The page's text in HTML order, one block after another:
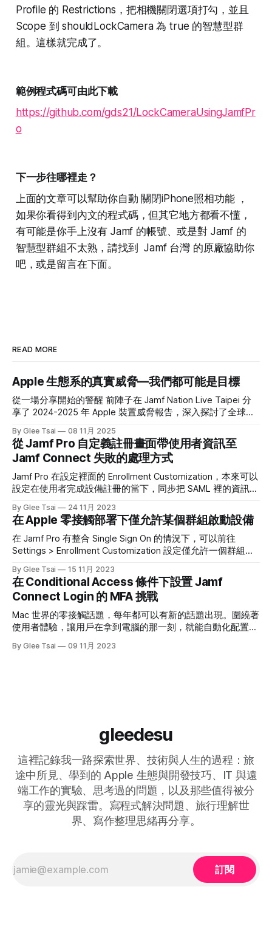
Profile 的 Restrictions，把相機關閉選項打勾，並且
Scope 到 shouldLockCamera 為 true 的智慧型群
組。這樣就完成了。
範例程式碼可由此下載
https://github.com/gds21/LockCameraUsingJamfPr
o
下一步往哪裡走？
上面的文章可以幫助你自動 關閉iPhone照相功能 ，
如果你看得到內文的程式碼，但其它地方都看不懂，
有可能是你手上沒有 Jamf 的帳號、或是對 Jamf 的
智慧型群組不太熟，請找到 Jamf 台灣 的原廠協助你
吧，或是留言在下面。
READ MORE
Apple 生態系的真實威脅—我們都可能是目標
從一場分享開始的警醒 前陣子在 Jamf Nation Live Taipei 分
享了 2024-2025 年 Apple 裝置威脅報告，深入探討了全球
有一種根深蒂固的信心—拿著 Mac 或 iPhone，就像拿到了數
位世界的「免死金牌」。說實話，Apple 在軟硬體整合上的安
全設計確實領先業界，這不是誇大其詞。但也正因為這份信
心，我開始想更深入地了解真實情況。 從 Jamf Security 360
報告開始，我觀察了全球情報機構（如 Citizen Lab、Google
TAG、Kaspersky）揭露的真實案例。那時我才意識到一個有
點殘酷的事實，也正好對應了同事最常對我說的那句話：
Apple 設備並非堅不可摧，使用者自身往往才是最大的弱點。
為什麼 Apple
By Glee Tsai 08 11月 2025
從 Jamf Pro 自定義註冊畫面帶使用者資訊至
Jamf Connect 失敗的處理方式
Jamf Pro 在設定裡面的 Enrollment Customization，本來可以
設定在使用者完成設備註冊的當下，同步把 SAML 裡的資訊帶
還需要登入的步驟。但在撰文的當下，Jamf Pro 11.1 仍在這個
功能上有問題，在跟 Jamf Support Team 了解後，大概能用
一種 Workaround 來解決，只是要特別留意以下事情： 1. 在
Jamf Pro 裡的 Enrollment Customization 不要再打勾 Enable
為勾了也沒有用） 2. 確保
By Glee Tsai 24 11月 2023
在 Apple 零接觸部署下僅允許某個群組啟動設備
在 Jamf Pro 有整合 Single Sign On 的情況下，可以前往
Settings > Enrollment Customization 設定僅允許一個群組中
不能夠開箱設備。如果以 Entra ID 為例，需要把 Object ID 填
在下方的欄位即可。 對照到我在 Entra ID 上的群組設置： 至
於如果不是 Entra ID，而是其它的 SSO Provider 的話，最好可
以用 SAML Tracer 這一套 Google Chrome 外掛去看一下自己
的 SAML 文件是如何表達群組的，例如下圖能看到這個使用者
屬於以下五個群組。 接著有另外一個很重要的事情要提醒，
如果你要阻擋註冊的成員，可以登入到 Jamf Pro
By Glee Tsai 15 11月 2023
在 Conditional Access 條件下設置 Jamf
Connect Login 的 MFA 挑戰
Mac 世界的零接觸話題，每年都可以有新的話題出現。圍繞著
使用者體驗，讓用戶在拿到電腦的那一刻，就能自動化配置所
的時間而已，更是讓整個出機流程變得更為流暢。 除了軟體
窗給用戶登入 Entra ID。剖析這套軟體，事實上是由兩個 OIDC
授權類別完成的，一個是 Authorization Code Grant，
By Glee Tsai 09 11月 2023
gleedesu
這裡記錄我一路探索世界、技術與人生的過程：旅
途中所見、學到的 Apple 生態與開發技巧、IT 與遠
端工作的實驗、思考過的問題，以及那些值得被分
享的靈光與踩雷。寫程式解決問題、旅行理解世
界、寫作整理思緒再分享。
訂閱